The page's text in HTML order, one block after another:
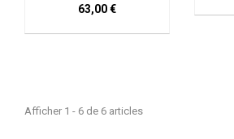
63,00 €
Afficher 1 - 6 de 6 articles